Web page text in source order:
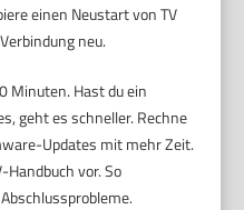
einen Neustart von TV
neu.
Minuten. Hast du ein
geht es schneller. Rechne
Updates mit mehr Zeit.
vor. So